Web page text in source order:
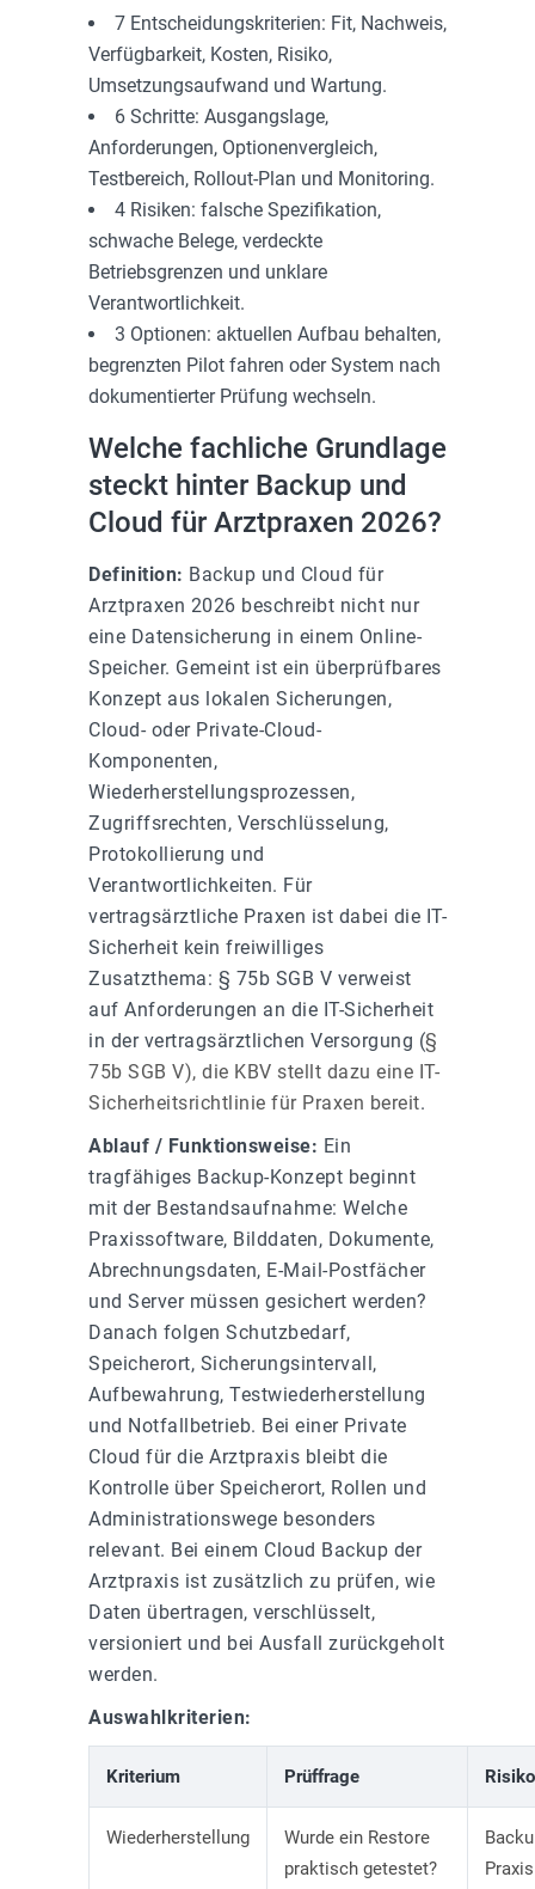
7 Entscheidungskriterien: Fit, Nachweis,
Verfügbarkeit, Kosten, Risiko,
Umsetzungsaufwand und Wartung.
6 Schritte: Ausgangslage,
Anforderungen, Optionenvergleich,
Testbereich, Rollout-Plan und Monitoring.
4 Risiken: falsche Spezifikation,
schwache Belege, verdeckte
Betriebsgrenzen und unklare
Verantwortlichkeit.
3 Optionen: aktuellen Aufbau behalten,
begrenzten Pilot fahren oder System nach
dokumentierter Prüfung wechseln.
Welche fachliche Grundlage
steckt hinter Backup und
Cloud für Arztpraxen 2026?
Definition: Backup und Cloud für
Arztpraxen 2026 beschreibt nicht nur
eine Datensicherung in einem Online-
Speicher. Gemeint ist ein überprüfbares
Konzept aus lokalen Sicherungen,
Cloud- oder Private-Cloud-
Komponenten,
Wiederherstellungsprozessen,
Zugriffsrechten, Verschlüsselung,
Protokollierung und
Verantwortlichkeiten. Für
vertragsärztliche Praxen ist dabei die IT-
Sicherheit kein freiwilliges
Zusatzthema: § 75b SGB V verweist
auf Anforderungen an die IT-Sicherheit
in der vertragsärztlichen Versorgung (§
75b SGB V), die KBV stellt dazu eine IT-
Sicherheitsrichtlinie für Praxen bereit.
Ablauf / Funktionsweise: Ein
tragfähiges Backup-Konzept beginnt
mit der Bestandsaufnahme: Welche
Praxissoftware, Bilddaten, Dokumente,
Abrechnungsdaten, E-Mail-Postfächer
und Server müssen gesichert werden?
Danach folgen Schutzbedarf,
Speicherort, Sicherungsintervall,
Aufbewahrung, Testwiederherstellung
und Notfallbetrieb. Bei einer Private
Cloud für die Arztpraxis bleibt die
Kontrolle über Speicherort, Rollen und
Administrationswege besonders
relevant. Bei einem Cloud Backup der
Arztpraxis ist zusätzlich zu prüfen, wie
Daten übertragen, verschlüsselt,
versioniert und bei Ausfall zurückgeholt
werden.
Auswahlkriterien:
Kriterium Prüffrage Risiko
Wiederherstellung
Wurde ein Restore
praktisch getestet?